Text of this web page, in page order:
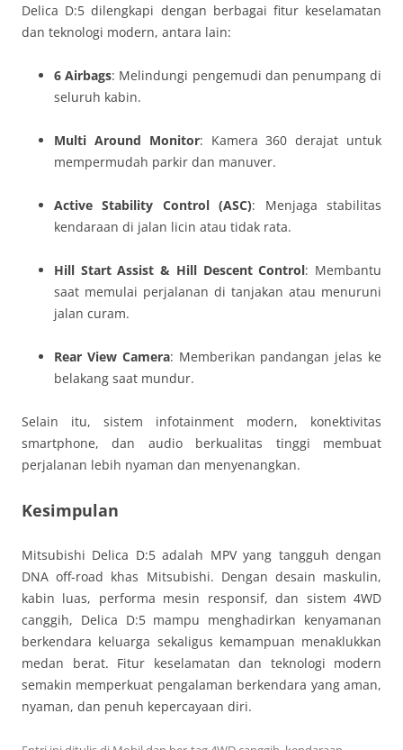
Delica D:5 dilengkapi dengan berbagai fitur keselamatan
dan teknologi modern, antara lain:
6 Airbags: Melindungi pengemudi dan penumpang di
seluruh kabin.
Multi Around Monitor: Kamera 360 derajat untuk
mempermudah parkir dan manuver.
Active Stability Control (ASC): Menjaga stabilitas
kendaraan di jalan licin atau tidak rata.
Hill Start Assist & Hill Descent Control: Membantu
saat memulai perjalanan di tanjakan atau menuruni
jalan curam.
Rear View Camera: Memberikan pandangan jelas ke
belakang saat mundur.
Selain itu, sistem infotainment modern, konektivitas
smartphone, dan audio berkualitas tinggi membuat
perjalanan lebih nyaman dan menyenangkan.
Kesimpulan
Mitsubishi Delica D:5 adalah MPV yang tangguh dengan
DNA off-road khas Mitsubishi. Dengan desain maskulin,
kabin luas, performa mesin responsif, dan sistem 4WD
canggih, Delica D:5 mampu menghadirkan kenyamanan
berkendara keluarga sekaligus kemampuan menaklukkan
medan berat. Fitur keselamatan dan teknologi modern
semakin memperkuat pengalaman berkendara yang aman,
nyaman, dan penuh kepercayaan diri.